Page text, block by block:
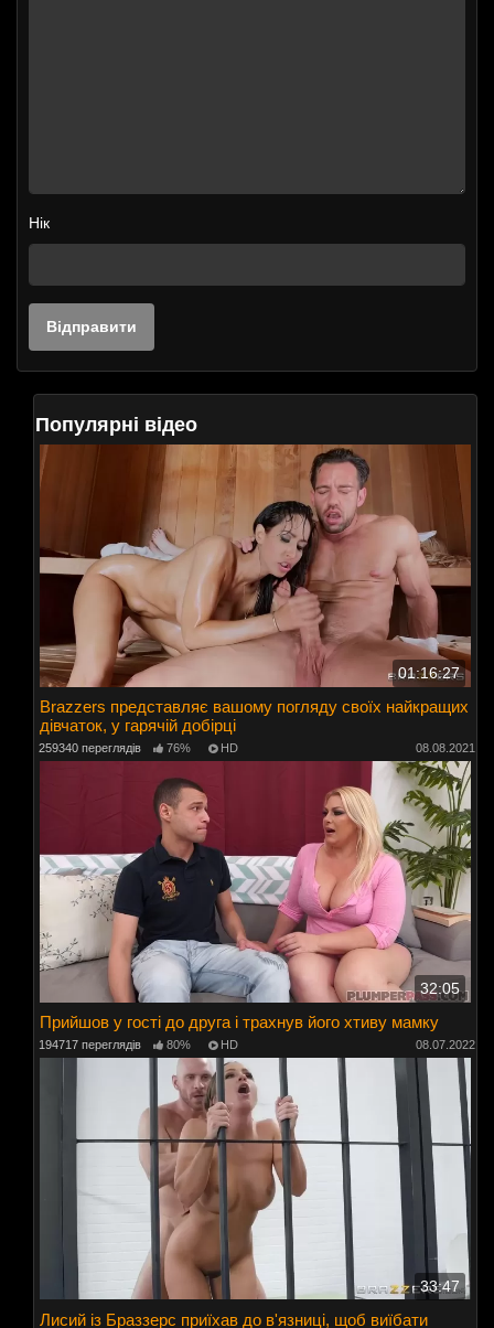
Нік
Популярні відео
01:16:27
Brazzers представляє вашому погляду своїх найкращих
дівчаток, у гарячій добірці
259340 переглядів 76% HD 08.08.2021
32:05
Прийшов у гості до друга і трахнув його хтиву мамку
194717 переглядів 80% HD 08.07.2022
33:47
Лисий із Браззерс приїхав до в'язниці, щоб виїбати